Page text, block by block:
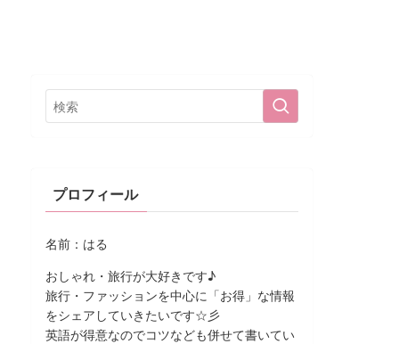
プロフィール
名前：はる
おしゃれ・旅行が大好きです♪
旅行・ファッションを中心に「お得」な情報
をシェアしていきたいです☆彡
英語が得意なのでコツなども併せて書いてい